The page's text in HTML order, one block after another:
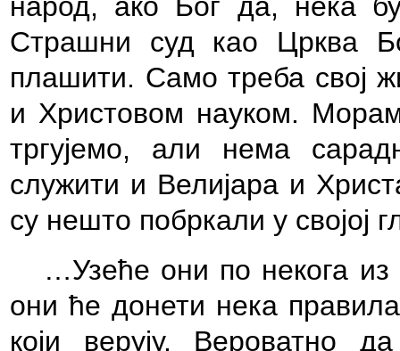
Страшни суд као Црква
плашити. Само треба свој
и Христовом науком.
тргујемо, али нема
служити и Велијара и
су нешто побркали у својој
…Узеће они по некога из
они ће донети нека
који верују. Вероватно